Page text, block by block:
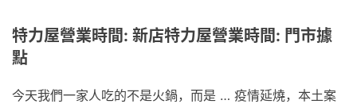
特力屋營業時間: 新店特力屋營業時間: 門市據
點
今天我們一家人吃的不是火鍋，而是 … 疫情延燒，本土案